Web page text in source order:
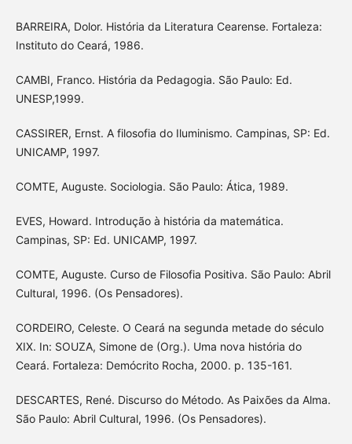
BARREIRA, Dolor. História da Literatura Cearense. Fortaleza:
Instituto do Ceará, 1986.
CAMBI, Franco. História da Pedagogia. São Paulo: Ed.
UNESP,1999.
CASSIRER, Ernst. A filosofia do Iluminismo. Campinas, SP: Ed.
UNICAMP, 1997.
COMTE, Auguste. Sociologia. São Paulo: Ática, 1989.
EVES, Howard. Introdução à história da matemática.
Campinas, SP: Ed. UNICAMP, 1997.
COMTE, Auguste. Curso de Filosofia Positiva. São Paulo: Abril
Cultural, 1996. (Os Pensadores).
CORDEIRO, Celeste. O Ceará na segunda metade do século
XIX. In: SOUZA, Simone de (Org.). Uma nova história do
Ceará. Fortaleza: Demócrito Rocha, 2000. p. 135-161.
DESCARTES, René. Discurso do Método. As Paixões da Alma.
São Paulo: Abril Cultural, 1996. (Os Pensadores).